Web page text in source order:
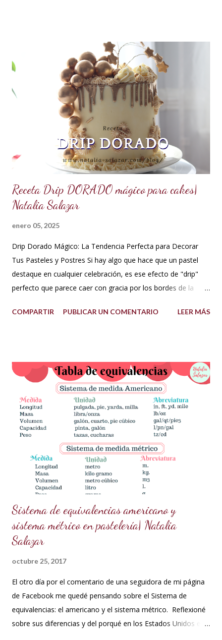
fuego bajo hasta que espese. No dejar de batir. Cuando haya
espesado sacar del fuego y dejar enfriar moviendo de
cuando en cuando. Se puede agregar una cucharada de
mantequilla para aportar más suavidad y sabor. Tips: Se
puede utilizar otra esencia o leche vegetal. Esta crema es
básica en la pastelería, sirve para rellenar tortas, tartas,
cakes, eclairs, cupcakes y más. Se la puede aromatizar con
otros extractos....
Receta Drip DORADO mágico para cakes|
Natalia Salazar
enero 05, 2025
Drip Dorado Mágico: La Tendencia Perfecta para Decorar
Tus Pasteles y Postres Si hay algo que hace que un pastel
destaque en cualquier celebración, es ese efecto de "drip"
perfecto que parece caer con gracia por los bordes de la
garantizados. Hoy te quiero compartir cómo hacer un drip
necesitas? Los ingredientes son simples y fáciles de
conseguir: 60 g de azúcar glass (cernida para evitar grumos).
15 ml de vodka (puedes sustituirlo por licor transparente) 5 g
de polvo dorado de grado alimenticio (asegúrate de que sea
seguro para el consumo y de alta calidad). 150 g de ganache
de chocolate (Si necesitas la receta, búscala aquí en mi blog
en publicaciones anteriores). ¿Cómo prepararlo? Prepara la
pasta dorada: En un recipiente pequeño,...
COMPARTIR PUBLICAR UN COMENTARIO LEER MÁS
Sistema de equivalencias americano y
sistema métrico en pastelería| Natalia
Salazar
octubre 25, 2017
El otro día por el comentario de una seguidora de mi página
de Facebook me quedé pensando sobre el Sistema de
equivalencias: el americano y el sistema métrico. Reflexioné
sobre sus diferencias y del porqué en los Estados Unidos el